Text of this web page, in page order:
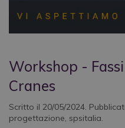
Workshop -
Cranes
Scritto il 20/05/2024.
progettazione, spsitalia.